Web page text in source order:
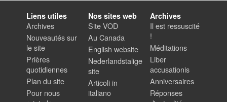
Liens utiles
Archives
Nouveautés sur
le site
Prières
quotidiennes
Plan du site
Pour nous
Nos sites web
Site VOD
Au Canada
English website
Nederlandstalige
site
Articoli in
italiano
Archives
Il est ressuscité
!
Méditations
Liber
accusationis
Anniversaires
Réponses